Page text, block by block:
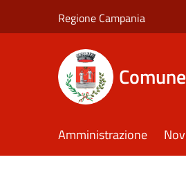
Regione Campania
Amministrazione